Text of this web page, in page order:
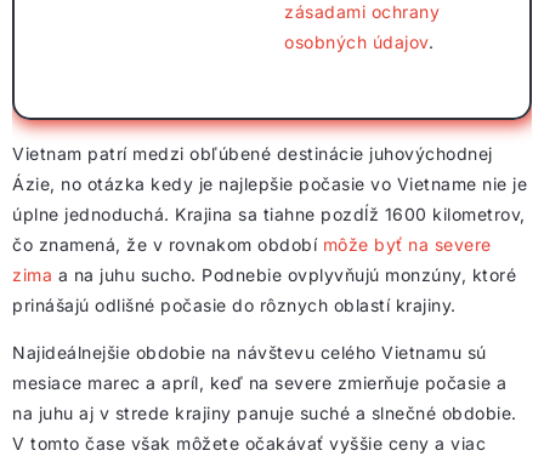
zásadami ochrany
osobných údajov.
Vietnam patrí medzi obľúbené destinácie juhovýchodnej
Ázie, no otázka kedy je najlepšie počasie vo Vietname nie je
úplne jednoduchá. Krajina sa tiahne pozdĺž 1600 kilometrov,
čo znamená, že v rovnakom období môže byť na severe
zima a na juhu sucho. Podnebie ovplyvňujú monzúny, ktoré
prinášajú odlišné počasie do rôznych oblastí krajiny.
Najideálnejšie obdobie na návštevu celého Vietnamu sú
mesiace marec a apríl, keď na severe zmierňuje počasie a
na juhu aj v strede krajiny panuje suché a slnečné obdobie.
V tomto čase však môžete očakávať vyššie ceny a viac